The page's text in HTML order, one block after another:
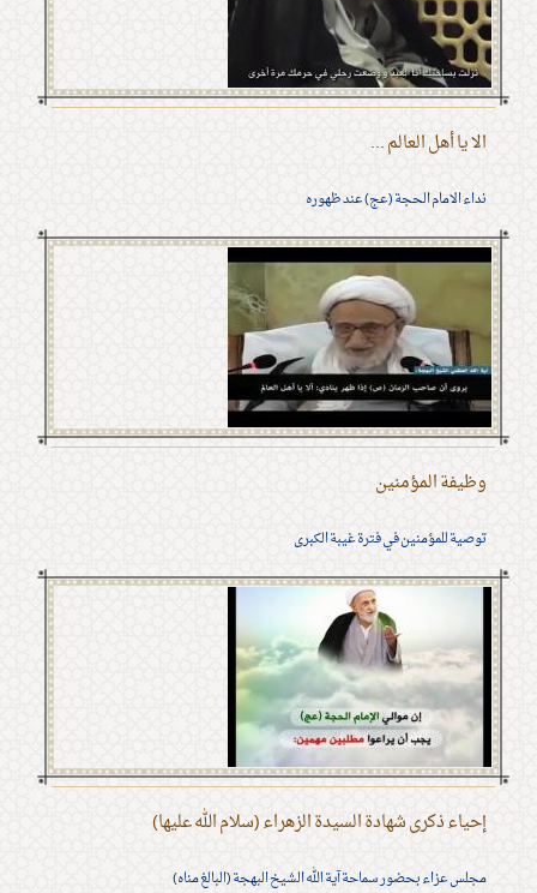
الا يا أهل العالم ...
نداء الامام الحجة (عج) عند ظهوره
وظيفة المؤمنين
توصية للمؤمنين في فترة غيبة الكبرى
إحياء ذكرى شهادة السيدة الزهراء (سلام الله عليها)
مجلس عزاء بحضور سماحة آية الله الشيخ البهجة (البالغ مناه)